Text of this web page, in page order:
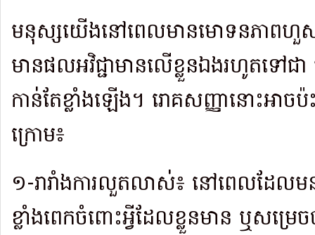
មនុស្សយើងនៅពេលមានមោទនភាពហួ
មានផលអវិជ្ជាមានលើខ្លួនឯងរហូតទៅជ
កាន់តែខ្លាំងឡើង។ រោគសញ្ញានោះអាច
ក្រោម៖
១-រារាំងការលួតលាស់៖ នៅពេលដែល
ខ្លាំងពេកចំពោះអ្វីដែលខ្លួនមាន ឬសម្រ